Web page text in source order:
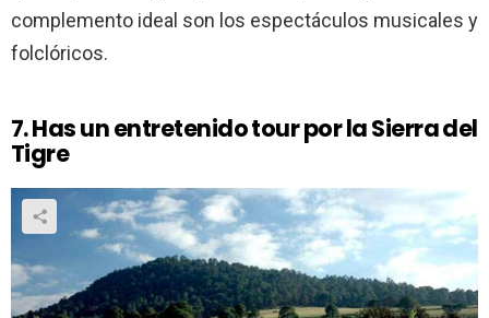
complemento ideal son los espectáculos musicales y
folclóricos.
7. Has un entretenido tour por la Sierra del
Tigre